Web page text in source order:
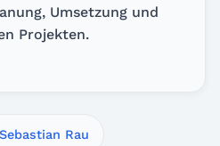
Umsetzung und
Projekten.
Sebastian Rau